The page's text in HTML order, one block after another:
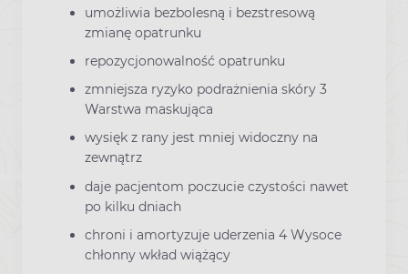
umożliwia bezbolesną i bezstresową
zmianę opatrunku
repozycjonowalność opatrunku
zmniejsza ryzyko podrażnienia skóry 3
Warstwa maskująca
wysięk z rany jest mniej widoczny na
zewnątrz
daje pacjentom poczucie czystości nawet
po kilku dniach
chroni i amortyzuje uderzenia 4 Wysoce
chłonny wkład wiążący